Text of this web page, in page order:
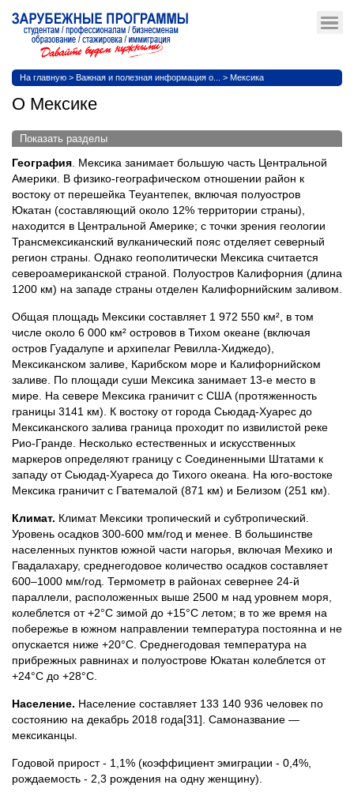
На главную > Важная и полезная информация о... > Мексика
О Мексике
Показать разделы
География . Мексика занимает большую часть Центральной
Америки. В физико-географическом отношении район к
востоку от перешейка Теуантепек, включая полуостров
Юкатан (составляющий около 12% территории страны),
находится в Центральной Америке; с точки зрения геологии
Трансмексиканский вулканический пояс отделяет северный
регион страны. Однако геополитически Мексика считается
североамериканской страной. Полуостров Калифорния (длина
1200 км) на западе страны отделен Калифорнийским заливом.
Общая площадь Мексики составляет 1 972 550 км², в том
числе около 6 000 км² островов в Тихом океане (включая
остров Гуадалупе и архипелаг Ревилла-Хиджедо),
Мексиканском заливе, Карибском море и Калифорнийском
заливе. По площади суши Мексика занимает 13-е место в
мире. На севере Мексика граничит с США (протяженность
границы 3141 км). К востоку от города Сьюдад-Хуарес до
Мексиканского залива граница проходит по извилистой реке
Рио-Гранде. Несколько естественных и искусственных
маркеров определяют границу с Соединенными Штатами к
западу от Сьюдад-Хуареса до Тихого океана. На юго-востоке
Мексика граничит с Гватемалой (871 км) и Белизом (251 км).
Климат. Климат Мексики тропический и субтропический.
Уровень осадков 300-600 мм/год и менее. В большинстве
населенных пунктов южной части нагорья, включая Мехико и
Гвадалахару, среднегодовое количество осадков составляет
600–1000 мм/год. Термометр в районах севернее 24-й
параллели, расположенных выше 2500 м над уровнем моря,
колеблется от +2°С зимой до +15°С летом; в то же время на
побережье в южном направлении температура постоянна и не
опускается ниже +20°С. Среднегодовая температура на
прибрежных равнинах и полуострове Юкатан колеблется от
+24°С до +28°С.
Население. Население составляет 133 140 936 человек по
состоянию на декабрь 2018 года[31]. Самоназвание —
мексиканцы.
Годовой прирост - 1,1% (коэффициент эмиграции - 0,4%,
рождаемость - 2,3 рождения на одну женщину).